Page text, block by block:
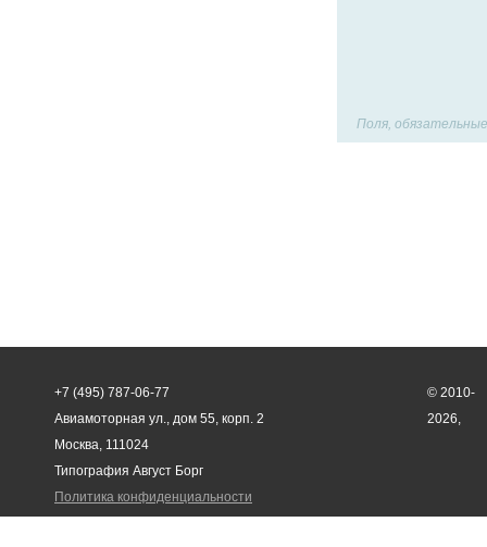
Поля,
+7 (495) 787-06-77
Авиамоторная ул., дом 55, корп. 2
Москва, 111024
© 2010-
2026,
Типография Август Борг
Политика конфиденциальности